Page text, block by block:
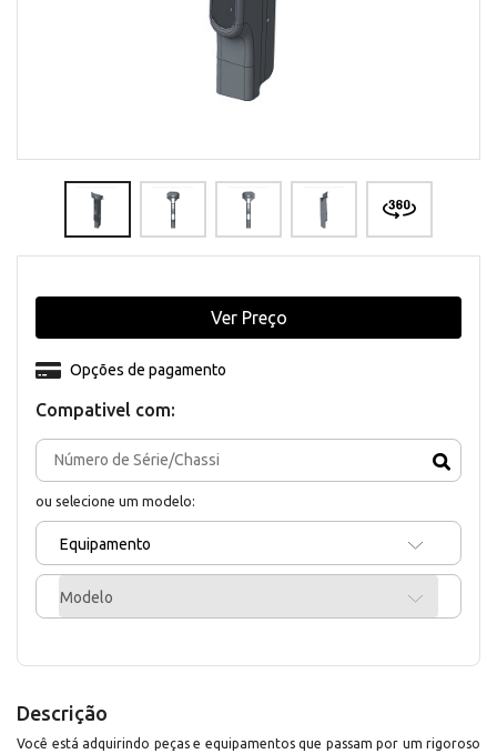
Compativel com:
ou selecione um modelo:
Equipamento
Modelo
Opções de pagamento
Ver Preço
Descrição
Você está adquirindo peças e equipamentos que passam por um rigoroso